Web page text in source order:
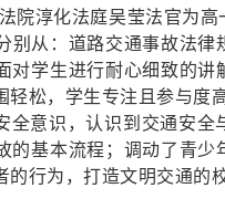
院淳化法庭吴莹法官为高
别从：道路交通事故法律
对学生进行耐心细致的讲
松，学生专注且参与度
全意识，认识到交通安
的基本流程；调动了 青少
的行为，打造文明交通的